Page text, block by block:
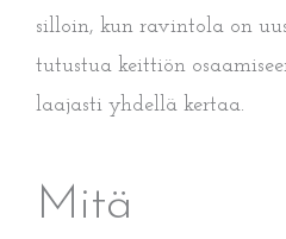
silloin, kun ravintola on
tutustua keittiön
laajasti yhdellä kertaa.
Mitä